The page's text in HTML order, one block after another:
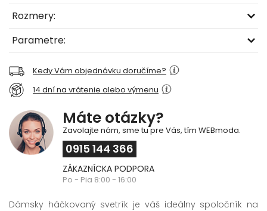
Rozmery:
Parametre:
Kedy Vám objednávku doručíme?
14 dní na vrátenie alebo výmenu
Máte otázky?
Zavolajte nám, sme tu pre Vás, tím WEBmoda.
0915 144 366
ZÁKAZNÍCKA PODPORA
Po - Pia 8:00 - 16:00
Dámsky háčkovaný svetrík je váš ideálny spoločník na